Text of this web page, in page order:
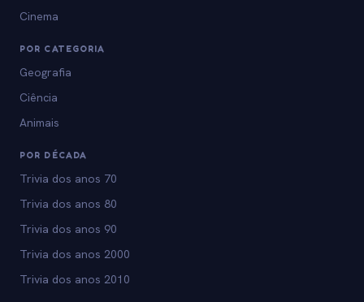
Cinema
POR CATEGORIA
Geografia
Ciência
Animais
POR DÉCADA
Trivia dos anos 70
Trivia dos anos 80
Trivia dos anos 90
Trivia dos anos 2000
Trivia dos anos 2010